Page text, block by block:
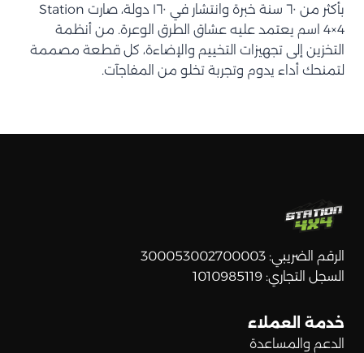
بأكثر من ٦٠ سنة خبرة وانتشار في ١٦٠ دولة، صارت Station
4×4 اسم يعتمد عليه عشاق الطرق الوعرة. من أنظمة
التخزين إلى تجهيزات التخييم والإضاءة، كل قطعة مصممة
لتمنحك أداء يدوم وتجربة تخلو من المفاجآت.
الرقم الضريبي: 300053002700003
السجل التجاري: 1010985119
خدمة العملاء
الدعم والمساعدة